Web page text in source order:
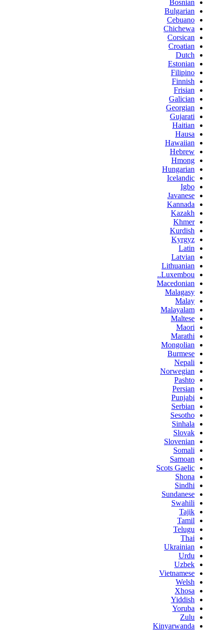
Bosnian
Bulgarian
Cebuano
Chichewa
Corsican
Croatian
Dutch
Estonian
Filipino
Finnish
Frisian
Galician
Georgian
Gujarati
Haitian
Hausa
Hawaiian
Hebrew
Hmong
Hungarian
Icelandic
Igbo
Javanese
Kannada
Kazakh
Khmer
Kurdish
Kyrgyz
Latin
Latvian
Lithuanian
Luxembou..
Macedonian
Malagasy
Malay
Malayalam
Maltese
Maori
Marathi
Mongolian
Burmese
Nepali
Norwegian
Pashto
Persian
Punjabi
Serbian
Sesotho
Sinhala
Slovak
Slovenian
Somali
Samoan
Scots Gaelic
Shona
Sindhi
Sundanese
Swahili
Tajik
Tamil
Telugu
Thai
Ukrainian
Urdu
Uzbek
Vietnamese
Welsh
Xhosa
Yiddish
Yoruba
Zulu
Kinyarwanda